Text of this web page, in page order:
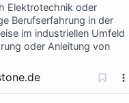
Elektrotechnik oder
Berufserfahrung in der
im industriellen Umfeld
oder Anleitung von